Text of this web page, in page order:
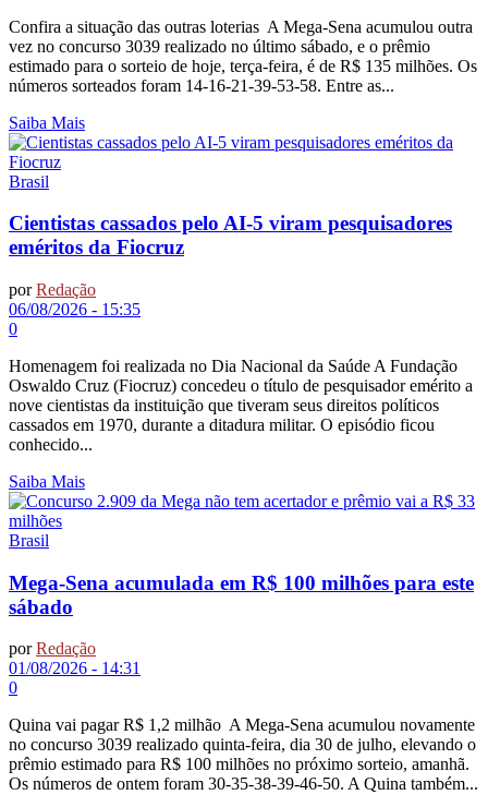
Confira a situação das outras loterias A Mega-Sena acumulou outra
vez no concurso 3039 realizado no último sábado, e o prêmio
estimado para o sorteio de hoje, terça-feira, é de R$ 135 milhões. Os
números sorteados foram 14-16-21-39-53-58. Entre as...
Saiba Mais
Brasil
Cientistas cassados pelo AI-5 viram pesquisadores
eméritos da Fiocruz
por Redação
06/08/2026 - 15:35
0
Homenagem foi realizada no Dia Nacional da Saúde A Fundação
Oswaldo Cruz (Fiocruz) concedeu o título de pesquisador emérito a
nove cientistas da instituição que tiveram seus direitos políticos
cassados em 1970, durante a ditadura militar. O episódio ficou
conhecido...
Saiba Mais
Brasil
Mega-Sena acumulada em R$ 100 milhões para este
sábado
por Redação
01/08/2026 - 14:31
0
Quina vai pagar R$ 1,2 milhão A Mega-Sena acumulou novamente
no concurso 3039 realizado quinta-feira, dia 30 de julho, elevando o
prêmio estimado para R$ 100 milhões no próximo sorteio, amanhã.
Os números de ontem foram 30-35-38-39-46-50. A Quina também...